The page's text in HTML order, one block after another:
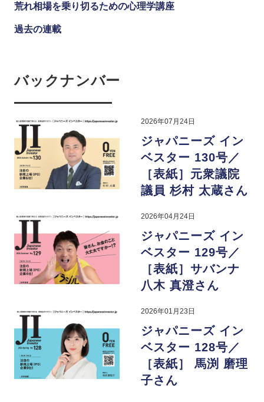
荒れ相場を乗り切るための心理学講座
過去の連載
バックナンバー
2026年07月24日
ジャパニーズ イン
ベスター 130号／
［表紙］元衆議院
議員 杉村 太蔵さん
2026年04月24日
ジャパニーズ イン
ベスター 129号／
［表紙］サバンナ
八木 真澄さん
2026年01月23日
ジャパニーズ イン
ベスター 128号／
［表紙］ 馬渕 磨理
子さん